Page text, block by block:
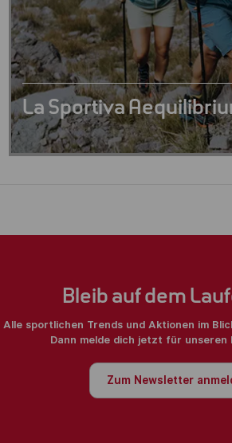
La Sportiva
Bleib auf dem
Alle sportlichen Trends und Aktionen im
Dann melde dich jetzt für unseren
Zum Newsletter